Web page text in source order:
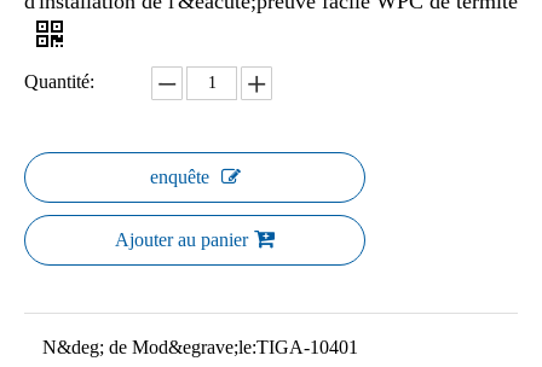
Quantité:
enquête
Ajouter au panier
N&deg; de Mod&egrave;le:TIGA-10401